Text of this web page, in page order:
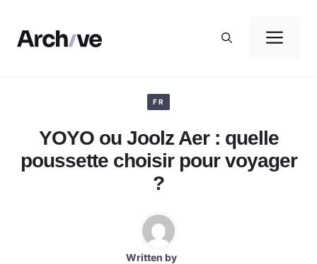
contenu
FR
YOYO ou Joolz Aer : quelle
poussette choisir pour voyager
?
Written by